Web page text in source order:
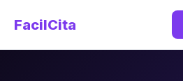
FacilCita